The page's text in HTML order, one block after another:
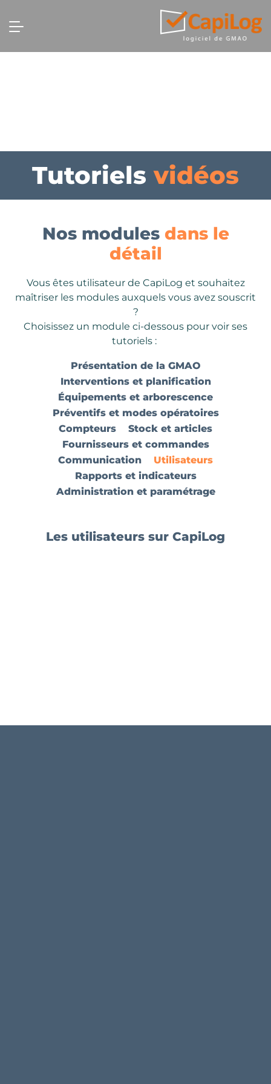
Tutorielsvidéos
Nos modules dans le
détail
Vous êtes utilisateur de CapiLog et souhaitez
maîtriser les modules auxquels vous avez souscrit
?
Choisissez un module ci-dessous pour voir ses
tutoriels :
Présentation de la GMAO
Interventions et planification
Équipements et arborescence
Préventifs et modes opératoires
Compteurs
Stock et articles
Fournisseurs et commandes
Communication
Utilisateurs
Rapports et indicateurs
Administration et paramétrage
Les utilisateurs sur CapiLog